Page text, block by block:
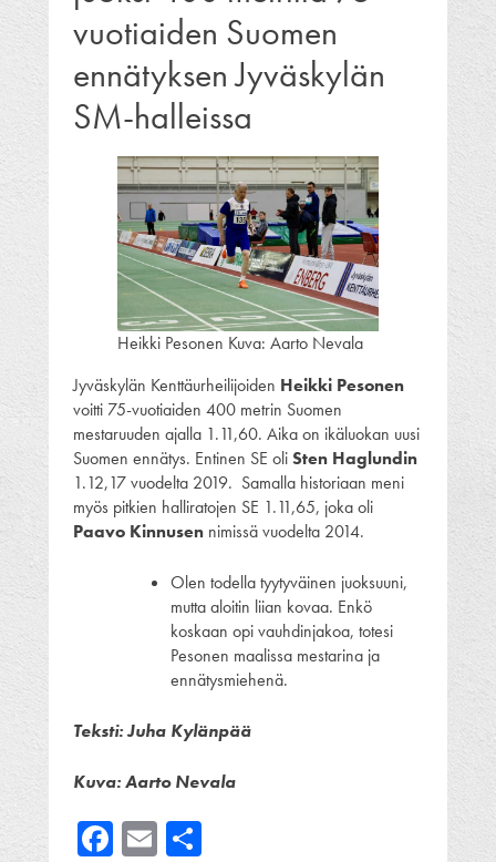
vuotiaiden Suomen
ennätyksen Jyväskylän
SM-halleissa
Heikki Pesonen Kuva: Aarto Nevala
Jyväskylän Kenttäurheilijoiden Heikki Pesonen
voitti 75-vuotiaiden 400 metrin Suomen
mestaruuden ajalla 1.11,60. Aika on ikäluokan uusi
Suomen ennätys. Entinen SE oliSten Haglundin
1.12,17 vuodelta 2019. Samalla historiaan meni
myös pitkien halliratojen SE 1.11,65, joka oli
Paavo Kinnusen nimissä vuodelta 2014.
Olen todella tyytyväinen juoksuuni,
mutta aloitin liian kovaa. Enkö
koskaan opi vauhdinjakoa, totesi
Pesonen maalissa mestarina ja
ennätysmiehenä.
Teksti: Juha Kylänpää
Kuva: Aarto Nevala
Facebook
Email